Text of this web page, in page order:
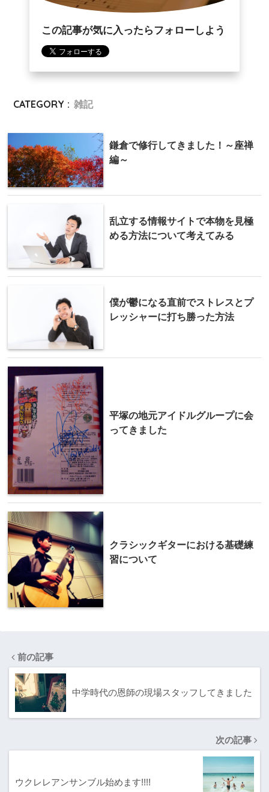
この記事が気に入ったらフォローしよう
CATEGORY : 雑記
鎌倉で修行してきました！～座禅
編～
乱立する情報サイトで本物を見極
める方法について考えてみる
僕が鬱になる直前でストレスとプ
レッシャーに打ち勝った方法
平塚の地元アイドルグループに会
ってきました
クラシックギターにおける基礎練
習について
前の記事
中学時代の恩師の現場スタッフしてきました
次の記事
ウクレレアンサンブル始めます!!!!